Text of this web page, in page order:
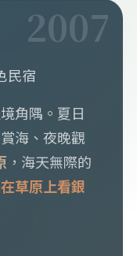
2007
民宿
角隅。夏日
海、夜晚觀
，海天無際的
草原上看銀